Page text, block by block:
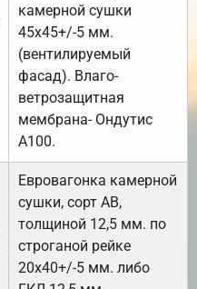
камерной сушки
45х45+/-5 мм.
(вентилируемый
фасад). Влаго-
ветрозащитная
мембрана- Ондутис
А100.
Евровагонка камерной
сушки, сорт АВ,
толщиной 12,5 мм. по
строганой рейке
20х40+/-5 мм. либо